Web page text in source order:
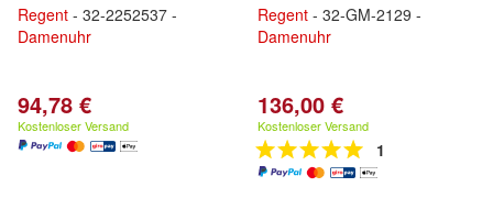
Regent - 32-2252537 -
Damenuhr
94,78 €
Kostenloser Versand
Regent - 32-GM-2129 -
Damenuhr
136,00 €
Kostenloser Versand
1